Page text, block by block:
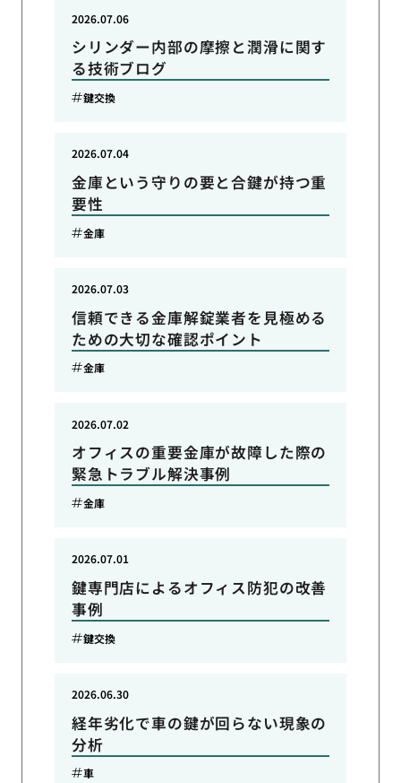
シリンダー内部の摩擦と潤滑に関す
る技術ブログ
2026.07.06
鍵交換
金庫という守りの要と合鍵が持つ重
要性
2026.07.04
金庫
信頼できる金庫解錠業者を見極める
ための大切な確認ポイント
2026.07.03
金庫
オフィスの重要金庫が故障した際の
緊急トラブル解決事例
2026.07.02
金庫
鍵専門店によるオフィス防犯の改善
事例
2026.07.01
鍵交換
経年劣化で車の鍵が回らない現象の
分析
2026.06.30
車